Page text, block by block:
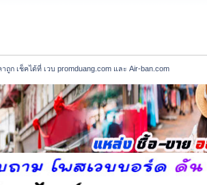
ก เช็คได้ที่ เวบ promduang.com และ Air-ban.com